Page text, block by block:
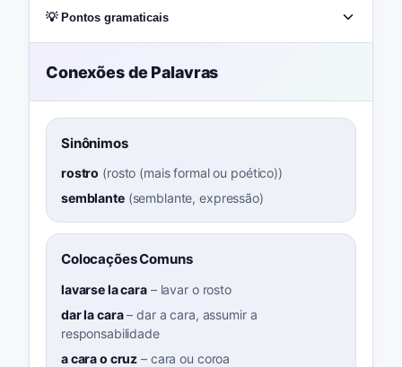
💡 Pontos gramaticais
Conexões de Palavras
Sinônimos
rostro (rosto (mais formal ou poético))
semblante(semblante, expressão)
Colocações Comuns
lavarse la cara – lavar o rosto
dar la cara–dar a cara, assumir a
responsabilidade
a cara o cruz – cara ou coroa